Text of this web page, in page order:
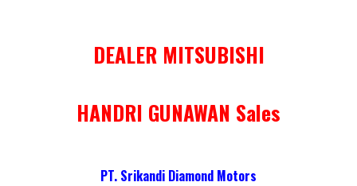
DEALER MITSUBISHI
HANDRI GUNAWAN Sales
PT. Srikandi Diamond Motors